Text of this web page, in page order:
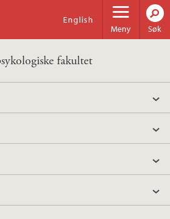
Meny
English
Søk
fakultet